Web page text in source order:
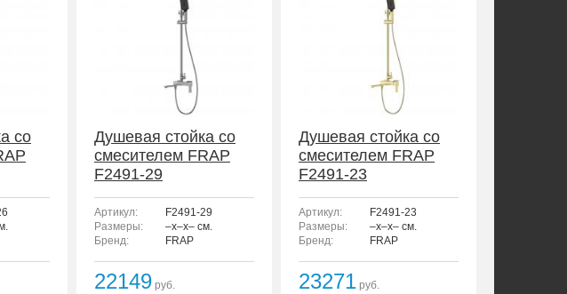
со
Душевая стойка со
смесителем FRAP
F2491-29
Артикул:
F2491-29
Размеры:
–x–x– см.
Бренд:
FRAP
22149 руб.
Душевая стойка со
смесителем FRAP
F2491-23
Артикул:
F2491-23
Размеры:
–x–x– см.
Бренд:
FRAP
23271 руб.